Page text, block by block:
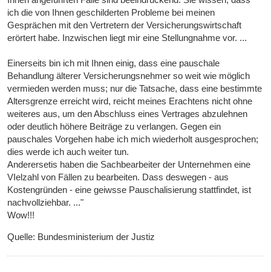
ich die von Ihnen geschilderten Probleme bei meinen
Gesprächen mit den Vertretern der Versicherungswirtschaft
erörtert habe. Inzwischen liegt mir eine Stellungnahme vor. ...
Einerseits bin ich mit Ihnen einig, dass eine pauschale
Behandlung älterer Versicherungsnehmer so weit wie möglich
vermieden werden muss; nur die Tatsache, dass eine bestimmte
Altersgrenze erreicht wird, reicht meines Erachtens nicht ohne
weiteres aus, um den Abschluss eines Vertrages abzulehnen
oder deutlich höhere Beiträge zu verlangen. Gegen ein
pauschales Vorgehen habe ich mich wiederholt ausgesprochen;
dies werde ich auch weiter tun.
Anderersetis haben die Sachbearbeiter der Unternehmen eine
VIelzahl von Fällen zu bearbeiten. Dass deswegen - aus
Kostengründen - eine geiwsse Pauschalisierung stattfindet, ist
nachvollziehbar. ..."
Wow!!!
Quelle: Bundesministerium der Justiz